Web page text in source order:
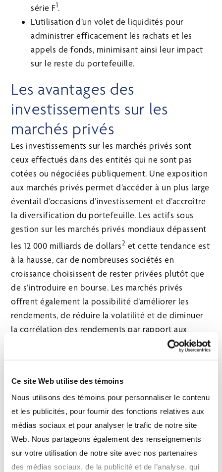
Ce site Web utilise des témoins
Nous utilisons des témoins pour personnaliser le contenu
et les publicités, pour fournir des fonctions relatives aux
médias sociaux et pour analyser le trafic de notre site
Web. Nous partageons également des renseignements
sur votre utilisation de notre site avec nos partenaires
des médias sociaux, de la publicité et de l’analyse, qui
série F1.
L’utilisation d’un volet de liquidités pour
administrer efficacement les rachats et les
appels de fonds, minimisant ainsi leur impact
sur le reste du portefeuille.
Les avantages des
investissements sur les
marchés privés
Les investissements sur les marchés privés sont
ceux effectués dans des entités qui ne sont pas
cotées ou négociées publiquement. Une exposition
aux marchés privés permet d’accéder à un plus large
éventail d’occasions d’investissement et d’accroître
la diversification du portefeuille. Les actifs sous
gestion sur les marchés privés mondiaux dépassent
les 12 000 milliards de dollars2 et cette tendance est
à la hausse, car de nombreuses sociétés en
croissance choisissent de rester privées plutôt que
de s’introduire en bourse. Les marchés privés
offrent également la possibilité d’améliorer les
rendements, de réduire la volatilité et de diminuer
la corrélation des rendements par rapport aux
De plus amples renseignements sur les solutions
des marchés privés de GMA CI sont disponibles
À propos de Gestion mondiale
d’actifs CI
Gestion mondiale d’actifs CI est l’une des plus
grandes sociétés de gestion d’investissement du
Canada. Elle offre une vaste gamme de produits et